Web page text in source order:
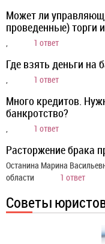
Может ли
проведенные) торги
, 1 ответ
Где взять деньги на
, 1 ответ
Много кредитов.
банкротство?
, 1 ответ
Расторжение брака
Останина Марина
области
1 ответ
Советы